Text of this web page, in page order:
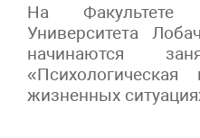
На Факультете
Университета
начинаются
жизненных